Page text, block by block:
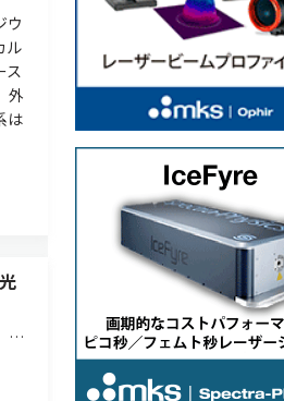
ウ
ル
ス
外
は
複